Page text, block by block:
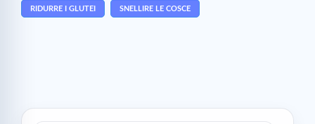
RIDURRE I GLUTEI SNELLIRE LE COSCE